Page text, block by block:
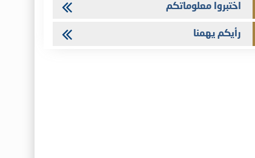
اختبروا معلوماتكم
رأيكم يهمنا